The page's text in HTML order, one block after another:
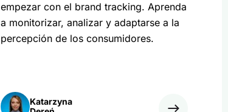
empezar con el brand tracking. Aprenda
a monitorizar, analizar y adaptarse a la
percepción de los consumidores.
Katarzyna